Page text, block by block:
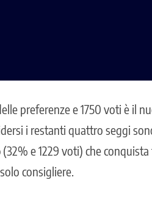
preferenze e 1750 voti è il
i restanti quattro seggi
(32% e 1229 voti) che conquista
consigliere.